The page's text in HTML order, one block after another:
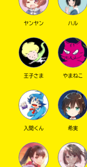
キ
オフ
ヤンヤン ハル
王子さま やまねこ
入間くん 希実